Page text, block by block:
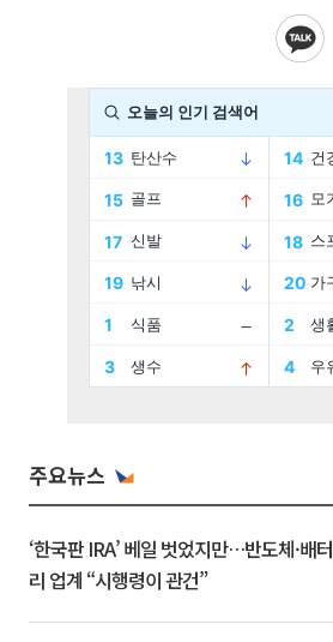
주요뉴스
‘한국판 IRA’ 베일 벗었지만…반도체·배터
리 업계 “시행령이 관건”